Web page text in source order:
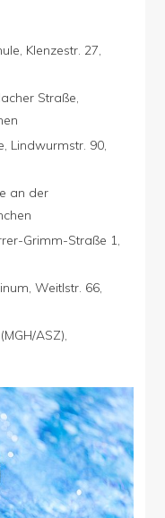
Klenzestr. 27,
Straße,
Lindwurmstr. 90,
an der
Grimm-Straße 1,
Weitlstr. 66,
ASZ),